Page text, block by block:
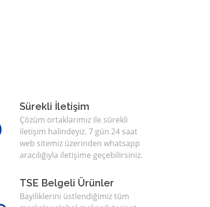
Sürekli İletişim
Çözüm ortaklarımız ile sürekli
iletişim halindeyiz. 7 gün 24 saat
web sitemiz üzerinden whatsapp
aracılığıyla iletişime geçebilirsiniz.
TSE Belgeli Ürünler
Bayiliklerini üstlendiğimiz tüm